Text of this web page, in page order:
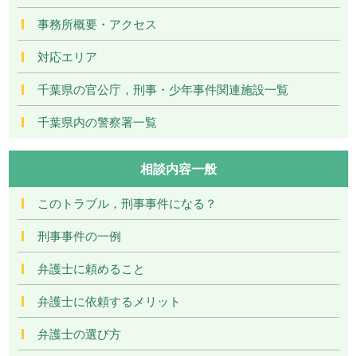
事務所概要・アクセス
対応エリア
千葉県の官公庁，刑事・少年事件関連施設一覧
千葉県内の警察署一覧
相談内容一般
このトラブル，刑事事件になる？
刑事事件の一例
弁護士に頼めること
弁護士に依頼するメリット
弁護士の選び方